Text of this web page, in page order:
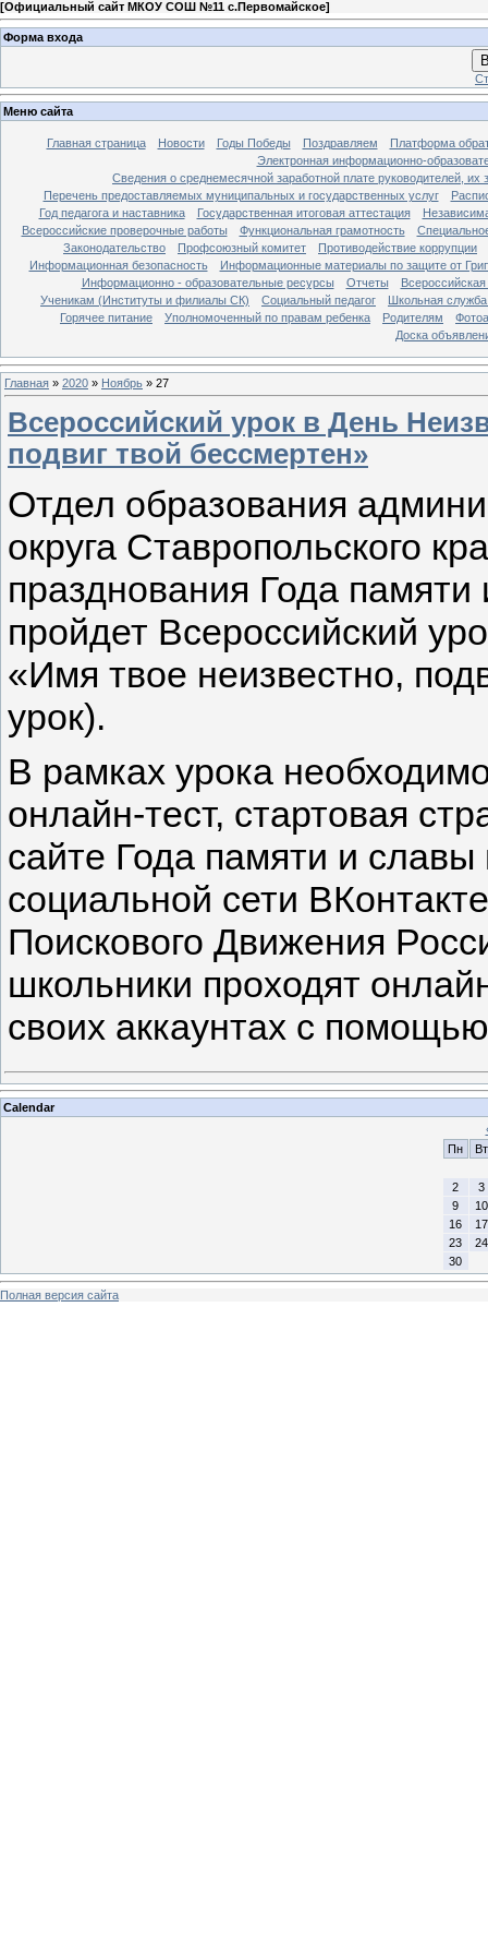
[Официальный сайт МКОУ СОШ №11 с.Первомайское]
Форма входа
Меню сайта
Главная страница Новости Годы Победы Поздравляем
Платформа
Электронная информационно-
Сведения о среднемесячной заработной плате руководителей, их
Перечень предоставляемых муниципальных и государственных услуг
Год педагога и наставника
Государственная итоговая аттестация
Всероссийские проверочные работы
Функциональная грамотность
Законодательство
Профсоюзный комитет
Противодействие коррупции
Информационная безопасность
Информационные материалы по защите от
Информационно - образовательные ресурсы
Отчеты
Ученикам (Институты и филиалы СК)
Социальный педагог
Школьная
Горячее питание
Уполномоченный по правам ребенка Родителям
Доска
Главная » 2020 » Ноябрь » 27
Всероссийский урок в День
подвиг твой бессмертен»
Отдел образования
округа Ставропольского
празднования Года
пройдет Всероссийский
«Имя твое неизвестно,
урок).
В рамках урока
онлайн-тест, стартовая
сайте Года памяти и
социальной сети
Поискового Движения
школьники проходят
своих аккаунтах с
Calendar
Пн
Вт
2
3
9
10
16
17
23
24
30
Полная версия сайта